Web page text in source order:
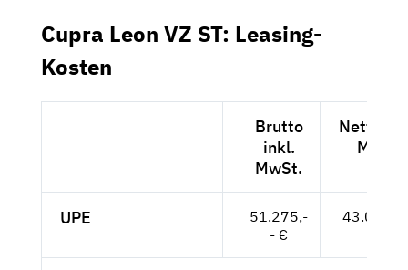
Cupra Leon VZ ST: Leasing-
Kosten
Brutto
inkl.
MwSt.
Netto
MwSt.
UPE
51.275,-
- €